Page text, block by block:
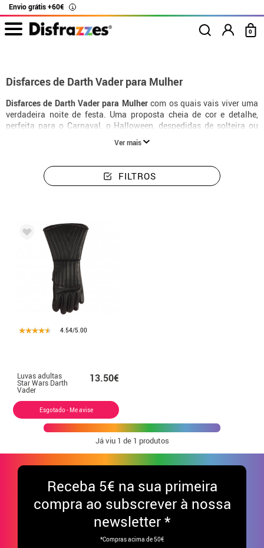
Envio grátis +60€ i
0
Disfarces de Darth Vader para Mulher
Disfarces de Darth Vader para Mulhercom os quais vais viver uma
verdadeira noite de festa. Uma proposta cheia de cor e detalhe,
perfeita para o Carnaval, o Halloween, despedidas de solteira ou
qualquer ocasião especial em que queiras destacar-te.
Ver mais
FILTROS
4.54/5.00
Luvas adultas
Star Wars Darth
Vader
13.50€
Esgotado - Me avise
Já viu 1 de 1 produtos
Receba 5€ na sua primeira
compra ao subscrever à nossa
newsletter *
*Compras acima de 50€